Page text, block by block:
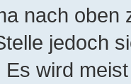
nach oben
jedoch
wird